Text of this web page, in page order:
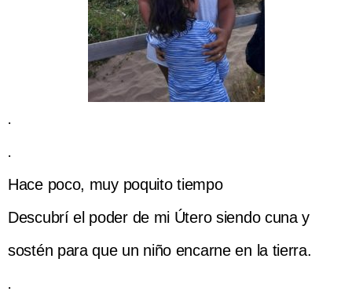
.
.
Hace poco, muy poquito tiempo
Descubrí el poder de mi Útero siendo cuna y
sostén para que un niño encarne en la tierra.
.